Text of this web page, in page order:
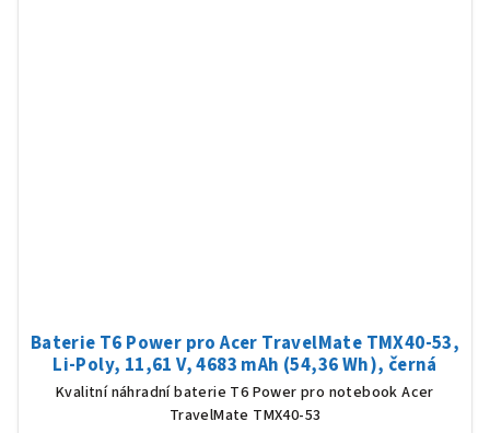
Baterie T6 Power pro Acer TravelMate TMX40-53,
Li-Poly, 11,61 V, 4683 mAh (54,36 Wh), černá
Kvalitní náhradní baterie T6 Power pro notebook Acer
TravelMate TMX40-53